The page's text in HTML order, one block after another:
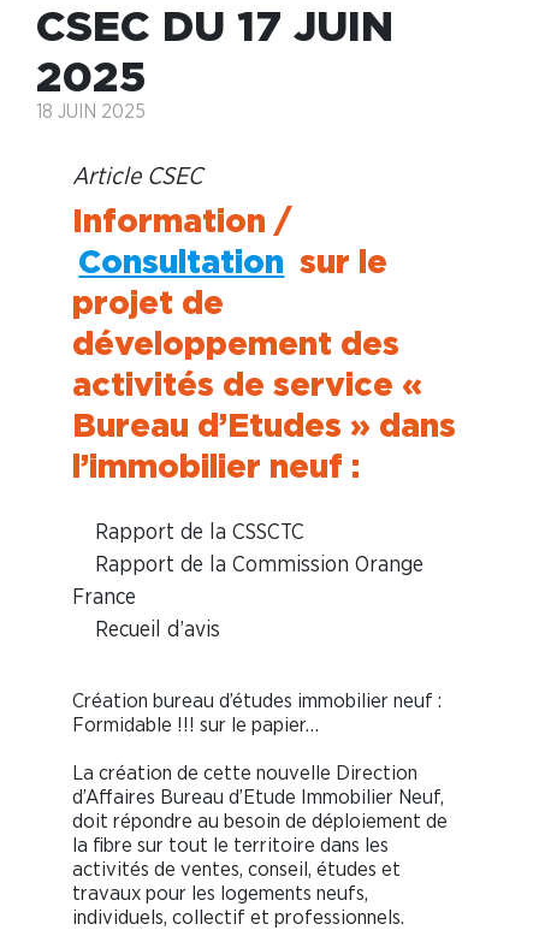
CSEC DU 17 JUIN
2025
18 JUIN 2025
Article CSEC
Information /
Consultation sur le
projet de
développement des
activités de service «
Bureau d’Etudes » dans
l’immobilier neuf :
Rapport de la CSSCTC
Rapport de la Commission Orange
France
Recueil d’avis
Création bureau d’études immobilier neuf :
Formidable !!! sur le papier…
La création de cette nouvelle Direction
d’Affaires Bureau d’Etude Immobilier Neuf,
doit répondre au besoin de déploiement de
la fibre sur tout le territoire dans les
activités de ventes, conseil, études et
travaux pour les logements neufs,
individuels, collectif et professionnels.